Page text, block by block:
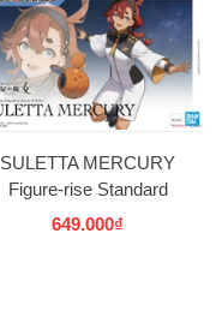
SULETTA MERCURY
Figure-rise Standard
BANDAI
649.000₫